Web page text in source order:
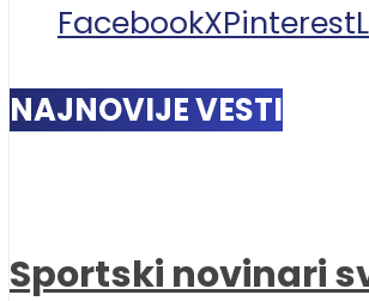
FacebookXPinterest
NAJNOVIJE VESTI
Sportski novinari